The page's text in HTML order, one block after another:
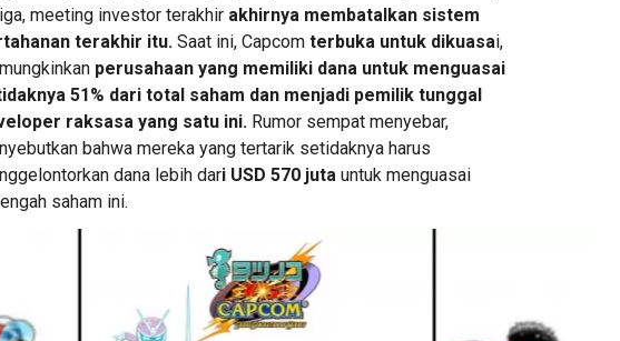
meeting investor terakhir akhirnya membatalkan sistem
terakhir itu.Saat ini, Capcom terbuka untuk dikuasai,
perusahaan yang memiliki dana untuk menguasai
51% dari total saham dan menjadi pemilik tunggal
raksasa yang satu ini.Rumor sempat menyebar,
bahwa mereka yang tertarik setidaknya harus
dana lebih dari USD 570 jutauntuk menguasai
saham ini.